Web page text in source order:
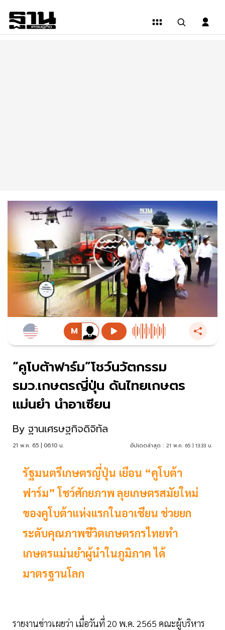
“คูโบต้าฟาร์ม”โชว์นวัตกรรม
รมว.เกษตรญี่ปุ่น ดันไทยเกษตร
แม่นยำ นำอาเซียน
By ฐานเศรษฐกิจดิจิทัล
21 พ.ค. 65 | 06:10 น. อัปเดตล่าสุด : 21 พ.ค. 65 | 13:33 น.
รัฐมนตรีเกษตรญี่ปุ่น เยือน “คูโบต้า
ฟาร์ม” โชว์ศักยภาพ ลุยเกษตรสมัยใหม่
ของคูโบต้าแห่งแรกในอาเซียน ช่วยยก
ระดับคุณภาพชีวิตเกษตรกรไทยทำ
เกษตรแม่นยำผู้นำในภูมิภาค ได้
มาตรฐานโลก
รายงานข่าวเผยว่า เมื่อวันที่ 20 พ.ค. 2565 คณะผู้บริหาร